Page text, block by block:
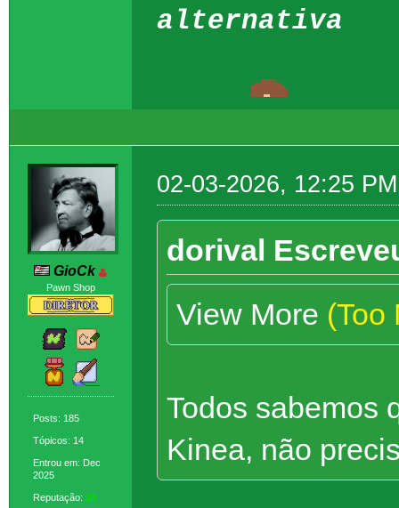
alternativa
GioCk
Pawn Shop
Posts: 185
Tópicos: 14
Entrou em: Dec
2025
Reputação: 23
02-03-2026, 12:25 PM
dorival
View More (Too
Todos sabemos
Kinea, não